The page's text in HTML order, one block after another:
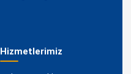
Hizmetlerimiz